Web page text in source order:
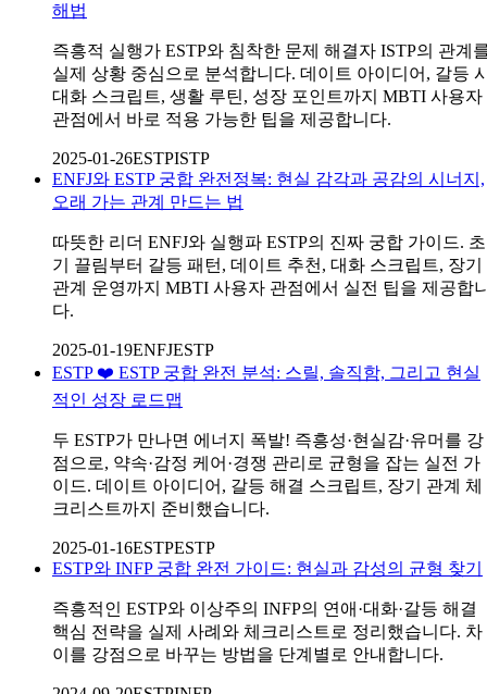
해법
즉흥적 실행가 ESTP와 침착한 문제 해결자 ISTP의 관계
실제 상황 중심으로 분석합니다. 데이트 아이디어, 갈등
대화 스크립트, 생활 루틴, 성장 포인트까지 MBTI 사용자
관점에서 바로 적용 가능한 팁을 제공합니다.
2025-01-26ESTPISTP
ENFJ와 ESTP 궁합 완전정복: 현실 감각과 공감의 시너지,
오래 가는 관계 만드는 법
따뜻한 리더 ENFJ와 실행파 ESTP의 진짜 궁합 가이드. 초
기 끌림부터 갈등 패턴, 데이트 추천, 대화 스크립트, 장기
관계 운영까지 MBTI 사용자 관점에서 실전 팁을 제공합
다.
2025-01-19ENFJESTP
ESTP ❤️ ESTP 궁합 완전 분석: 스릴, 솔직함, 그리고 현실
적인 성장 로드맵
두 ESTP가 만나면 에너지 폭발! 즉흥성·현실감·유머를 강
점으로, 약속·감정 케어·경쟁 관리로 균형을 잡는 실전 가
이드. 데이트 아이디어, 갈등 해결 스크립트, 장기 관계 체
크리스트까지 준비했습니다.
2025-01-16ESTPESTP
ESTP와 INFP 궁합 완전 가이드: 현실과 감성의 균형 찾기
즉흥적인 ESTP와 이상주의 INFP의 연애·대화·갈등 해결
핵심 전략을 실제 사례와 체크리스트로 정리했습니다. 차
이를 강점으로 바꾸는 방법을 단계별로 안내합니다.